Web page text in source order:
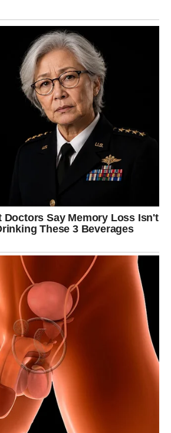
čuti
zato što dolaze u boljem obliku.
da je sve u redu, iako vam misli
u kojem ćete konačno dobiti odgovor
čuti
vaše energije.
nosi tragove starih razočaranja. Iako
uspomene i dalje imaju moć da
da ulazite u period iscjeljenja.
čuti
da biste nastavili živjeti.